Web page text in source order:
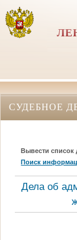
СУДЕБНОЕ
Вывести список
Поиск
Дела об